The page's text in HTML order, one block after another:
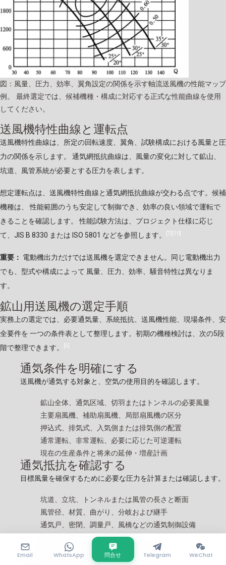
図：風量、圧力、効率、翼角設定の関係を示す軸流送風機の性能マップ
例。 最終選定では、候補機種・構成に対応する正式な性能曲線を使用
してください。
送風機特性曲線と運転点
送風機特性曲線は、所定の回転速度、翼角、試験構成における風量と圧
力の関係を示します。 通気網抵抗曲線は、風量の変化に対して鉱山、
坑道、風管系統が必要とする圧力を表します。
想定運転点は、送風機特性曲線と通気網抵抗曲線が交わる点です。候補
機種は、 性能範囲のうち安定して制御でき、効率の良い領域で運転で
きることを確認します。 性能試験方法は、プロジェクト仕様に応じ
て、JIS B 8330 または ISO 5801 などを参照します。
[7] [10]
重要： 電動機出力だけでは送風機を選定できません。同じ電動機出力
でも、型式や構成によって 風量、圧力、効率、騒音特性は異なりま
す。
鉱山用送風機の選定手順
実務上の選定では、必要通気量、系統抵抗、送風機性能、現場条件、安
全要件を 一つの条件表として整理します。初期の機種検討は、次の5段
階で整理できます。
[5]
通気条件を明確にする
送風機が通気する対象と、空気の使用目的を確認します。
鉱山全体、通気区域、切羽またはトンネルの必要風量
主要扇風機、補助扇風機、局部扇風機の区分
押込式、排気式、入気側または排気側の配置
通常運転、非常運転、必要に応じた可逆運転
現在の生産条件と将来の延伸・増産計画
通気抵抗を確認する
目標風量を確保するために必要な圧力を計算または確認します。
坑道、立坑、トンネルまたは風管の長さと断面
風管径、材質、曲がり、分岐および継手
通気戸、密閉、調量戸、風橋などの通気制御設備
漏風経路と想定する風管漏風量
設計運転点における必要静圧・必要全圧
Email WhatsApp 問合せ Telegram WeChat